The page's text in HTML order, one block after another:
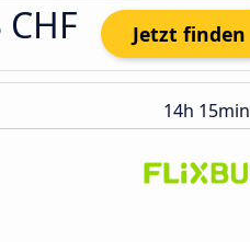
Jetzt finden
14h 15min